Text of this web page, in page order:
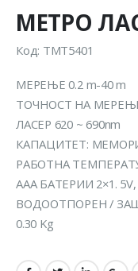
МЕТРО
Код: TMT5401
МЕРЕЊЕ 0.2 m-40 m
ТОЧНОСТ НА МЕРЕЊЕ
ЛАСЕР 620 ~ 690nm
КАПАЦИТЕТ:
РАБОТНА
AAA БАТЕРИИ 2×1.
ВОДООТПОРЕН /
0.30 Kg